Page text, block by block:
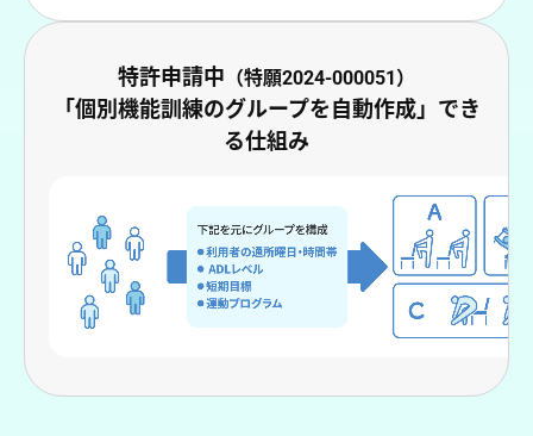
特許申請中 （特願2024-000051）
「個別機能訓練のグループを自動作成」でき
る仕組み